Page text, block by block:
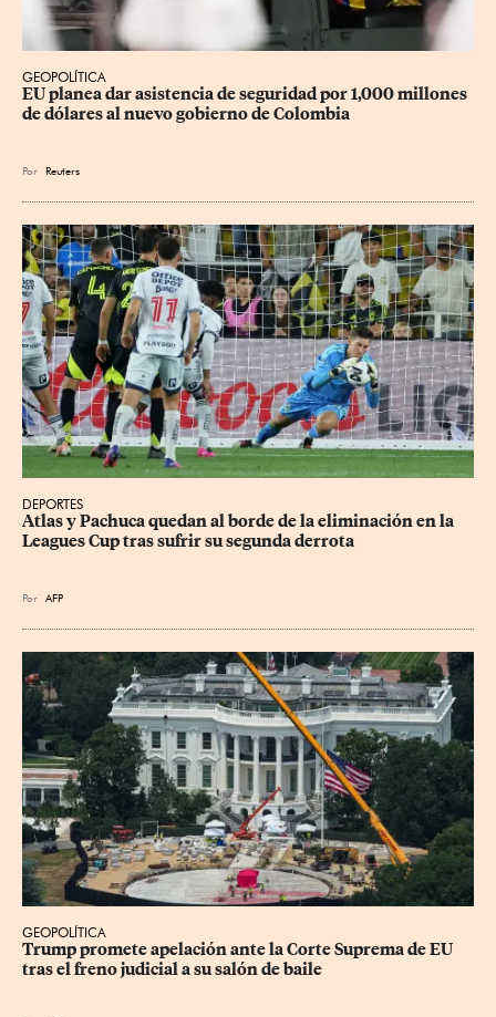
GEOPOLÍTICA
EU planea dar asistencia de seguridad por 1,000 millones
de dólares al nuevo gobierno de Colombia
Por Reuters
DEPORTES
Atlas y Pachuca quedan al borde de la eliminación en la
Leagues Cup tras sufrir su segunda derrota
Por AFP
GEOPOLÍTICA
Trump promete apelación ante la Corte Suprema de EU
tras el freno judicial a su salón de baile